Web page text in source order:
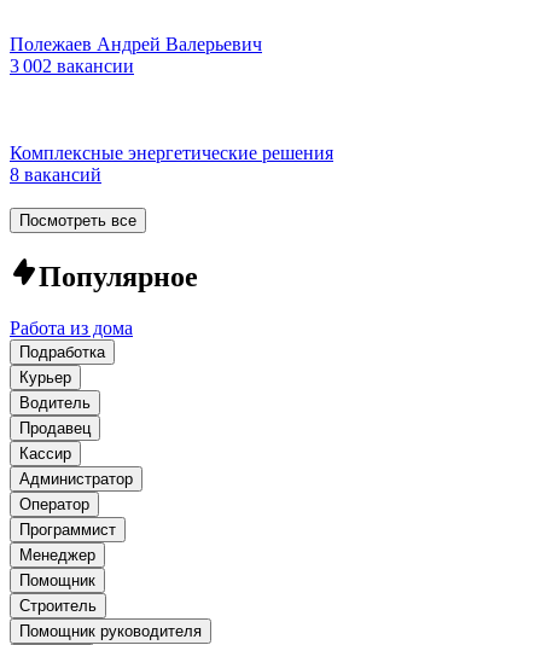
Полежаев Андрей Валерьевич
3 002 вакансии
Комплексные энергетические решения
8 вакансий
Посмотреть все
Популярное
Работа из дома
Подработка
Курьер
Водитель
Продавец
Кассир
Администратор
Оператор
Программист
Менеджер
Помощник
Строитель
Помощник руководителя